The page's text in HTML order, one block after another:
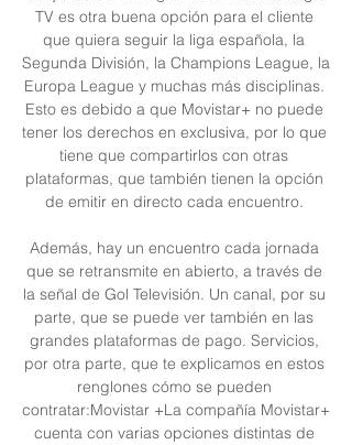
TV es otra buena opción para el cliente
que quiera seguir la liga española, la
Segunda División, la Champions League, la
Europa League y muchas más disciplinas.
Esto es debido a que Movistar+ no puede
tener los derechos en exclusiva, por lo que
tiene que compartirlos con otras
plataformas, que también tienen la opción
de emitir en directo cada encuentro.
Además, hay un encuentro cada jornada
que se retransmite en abierto, a través de
la señal de Gol Televisión. Un canal, por su
parte, que se puede ver también en las
grandes plataformas de pago. Servicios,
por otra parte, que te explicamos en estos
renglones cómo se pueden
contratar:Movistar +La compañía Movistar+
cuenta con varias opciones distintas de